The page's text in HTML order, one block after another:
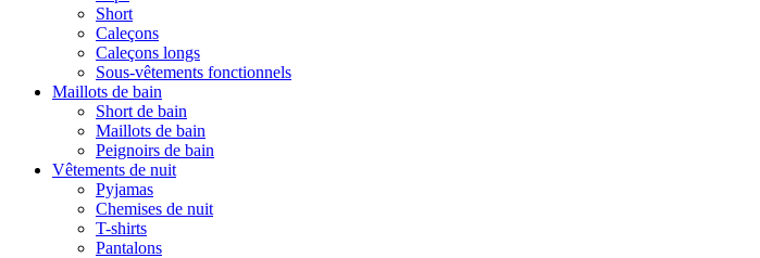
Short
Caleçons
Caleçons longs
Sous-vêtements fonctionnels
Maillots de bain
Short de bain
Maillots de bain
Peignoirs de bain
Vêtements de nuit
Pyjamas
Chemises de nuit
T-shirts
Pantalons